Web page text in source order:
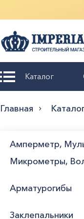
Каталог
Главная
Амперметр,
Микрометры,
Арматурогибы
Заклепальники